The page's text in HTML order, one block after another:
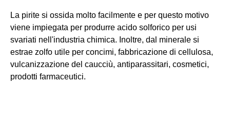
La pirite si ossida molto facilmente e per questo motivo
viene impiegata per produrre acido solforico per usi
svariati nell'industria chimica. Inoltre, dal minerale si
estrae zolfo utile per concimi, fabbricazione di cellulosa,
vulcanizzazione del caucciù, antiparassitari, cosmetici,
prodotti farmaceutici.